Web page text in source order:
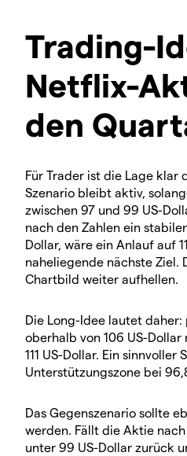
Trading-
Netflix-
den
Für Trader ist die Lage klar
Szenario bleibt aktiv,
zwischen 97 und 99 US-
nach den Zahlen ein
Dollar, wäre ein Anlauf auf
naheliegende nächste Ziel.
Chartbild weiter aufhellen.
Die Long-Idee lautet
oberhalb von 106 US-
111 US-Dollar. Ein
Unterstützungszone bei
Das Gegenszenario sollte
werden. Fällt die Aktie
unter 99 US-Dollar zurück